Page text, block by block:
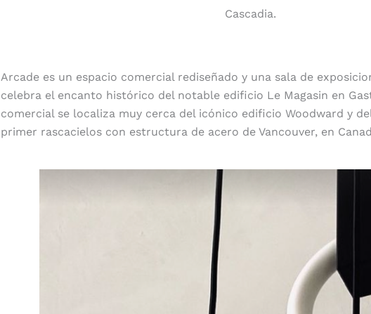
Cascadia.
Arcade es un espacio comercial rediseñado y una sala de
celebra el encanto histórico del notable edificio Le Magasin en
comercial se localiza muy cerca del icónico edificio Woodward y
primer rascacielos con estructura de acero de Vancouver, en